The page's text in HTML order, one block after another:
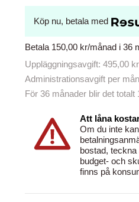
Köp nu, betala med
Betala 150,00 kr/månad i 36
Uppläggningsavgift: 495,00 kr
Administrationsavgift per
För 36 månader blir det totalt
Att låna
Om du inte
bostad,
budget- och
finns på